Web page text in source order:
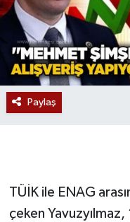
Paylaş
TÜİK ile ENAG
çeken
Düzce
Eğitim
Ekonomi
Genel
GÜNDEM